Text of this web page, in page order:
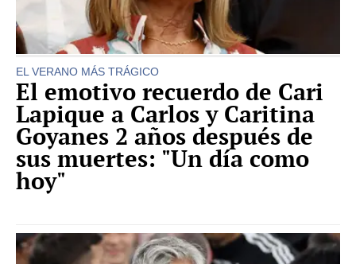
EL VERANO MÁS TRÁGICO
El emotivo recuerdo de Cari
Lapique a Carlos y Caritina
Goyanes 2 años después de
sus muertes: "Un día como
hoy"